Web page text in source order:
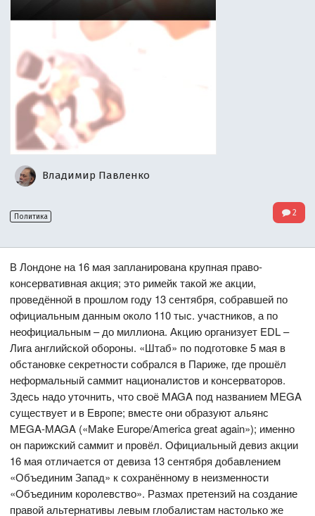
Владимир Павленко
Политика 2
В Лондоне на 16 мая запланирована крупная право-
консервативная акция; это римейк такой же акции,
проведённой в прошлом году 13 сентября, собравшей по
официальным данным около 110 тыс. участников, а по
неофициальным – до миллиона. Акцию организует EDL –
Лига английской обороны. «Штаб» по подготовке 5 мая в
обстановке секретности собрался в Париже, где прошёл
неформальный саммит националистов и консерваторов.
Здесь надо уточнить, что своё MAGA под названием MEGA
существует и в Европе; вместе они образуют альянс
MEGA-MAGA («Make Europe/America great again»); именно
он парижский саммит и провёл. Официальный девиз акции
16 мая отличается от девиза 13 сентября добавлением
«Объединим Запад» к сохранённому в неизменности
«Объединим королевство». Размах претензий на создание
правой альтернативы левым глобалистам настолько же